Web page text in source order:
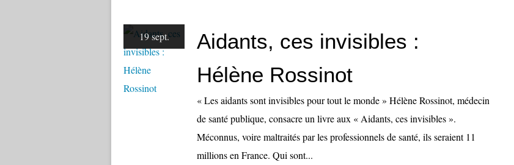
19 sept.
Aidants, ces invisibles :
Hélène Rossinot
« Les aidants sont invisibles pour tout le monde » Hélène Rossinot, médecin
de santé publique, consacre un livre aux « Aidants, ces invisibles ».
Méconnus, voire maltraités par les professionnels de santé, ils seraient 11
millions en France. Qui sont...